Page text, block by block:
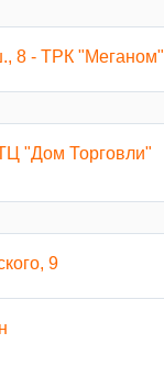
8 - ТРК "Меганом"
"Дом Торговли"
9